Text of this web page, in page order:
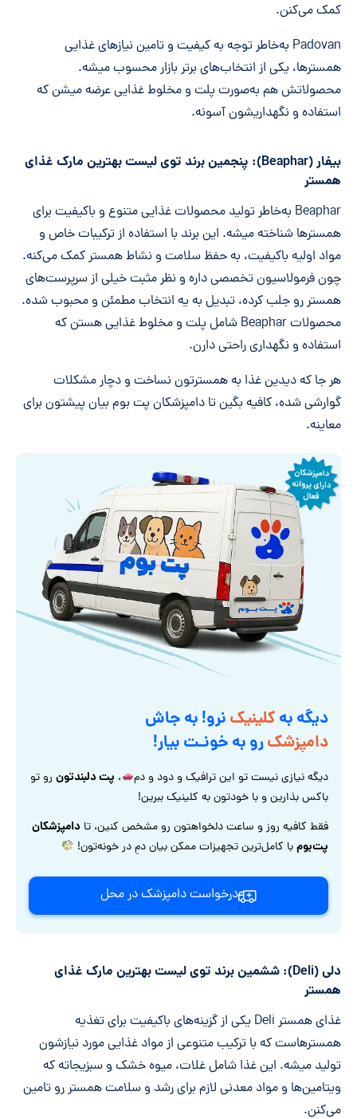
کمک می‌کنن.
Padovan به‌خاطر توجه به کیفیت و تامین نیازهای غذایی
همسترها، یکی از انتخاب‌های برتر بازار محسوب میشه.
محصولاتش هم به‌صورت پلت و مخلوط غذایی عرضه میشن که
استفاده و نگهداریشون آسونه.
بیفار (Beaphar): پنجمین برند توی لیست بهترین مارک غذای
همستر
Beaphar به‌خاطر تولید محصولات غذایی متنوع و باکیفیت برای
همسترها شناخته میشه. این برند با استفاده از ترکیبات خاص و
مواد اولیه باکیفیت، به حفظ سلامت و نشاط همستر کمک می‌کنه.
چون فرمولاسیون تخصصی داره و نظر مثبت خیلی از سرپرست‌های
همستر رو جلب کرده، تبدیل به یه انتخاب مطمئن و محبوب شده.
محصولات Beaphar شامل پلت و مخلوط غذایی هستن که
استفاده و نگهداری راحتی دارن.
هر جا که دیدین غذا به همسترتون نساخت و دچار مشکلات
گوارشی شده، کافیه بگین تا دامپزشکان پت بوم بیان پیشتون برای
معاینه.
دیگه بهکلینیکنرو! به جاش
دامپزشکرو به خونـت بیار!
دیگه نیازی نیست تو این ترافیک و دود و دم ، پت دلبندتونرو تو
باکس بذارین و با خودتون به کلینیک ببرین!
فقط کافیه روز و ساعت دلخواهتون رو مشخص کنین، تا دامپزشکان
پت‌بومبا کامل‌ترین تجهیزات ممکن بیان دمِ در خونه‌تون!
درخواست دامپزشک در محل
دلی (Deli): ششمین برند توی لیست بهترین مارک غذای
همستر
غذای همستر Deli یکی از گزینه‌های باکیفیت برای تغذیه
همسترهاست که با ترکیب متنوعی از مواد غذایی مورد نیازشون
تولید میشه. این غذا شامل غلات، میوه خشک و سبزیجاته که
ویتامین‌ها و مواد معدنی لازم برای رشد و سلامت همستر رو تامین
می‌کنن.